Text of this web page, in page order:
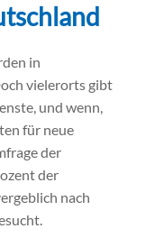
in
vielerorts gibt
und wenn,
für neue
der
der
nach